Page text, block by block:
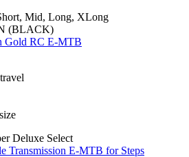
Mid, Long, XLong
(BLACK)
Gold RC E-MTB
Deluxe Select
Transmission E-MTB for Steps